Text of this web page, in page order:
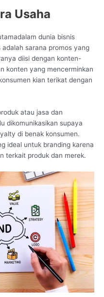
Usaha
dunia bisnis
sarana promos yang
diisi dengan konten-
konten yang mencerminkan
kian terikat dengan
atau jasa dan
dikomunikasikan supaya
di benak konsumen.
ideal untuk branding karena
terkait produk dan merek.